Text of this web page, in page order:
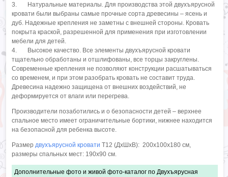
3. Натуральные материалы. Для производства этой двухъярусной
кровати были выбраны самые прочные сорта древесины – ясень и
дуб. Надежные крепления не заметны с внешней стороны. Кровать
покрыта краской, разрешенной для применения при изготовлении
мебели для детей.
4. Высокое качество. Все элементы двухъярусной кровати
тщательно обработаны и отшлифованы, все торцы закруглены.
Современные крепления не позволяют конструкции расшатываться
со временем, и при этом разобрать кровать не составит труда.
Древесина надежно защищена от внешних воздействий, не
деформируется от влаги или перегрева.
Производители позаботились и о безопасности детей – верхнее
спальное место имеет ограничительные бортики, нижнее находится
на безопасной для ребенка высоте.
Размер двухъярусной кровати Т12 (ДхШхВ): 200х100х180 см,
размеры спальных мест: 190х90 см.
Дополнительные фото и живой фото-каталог по Двухъярусная